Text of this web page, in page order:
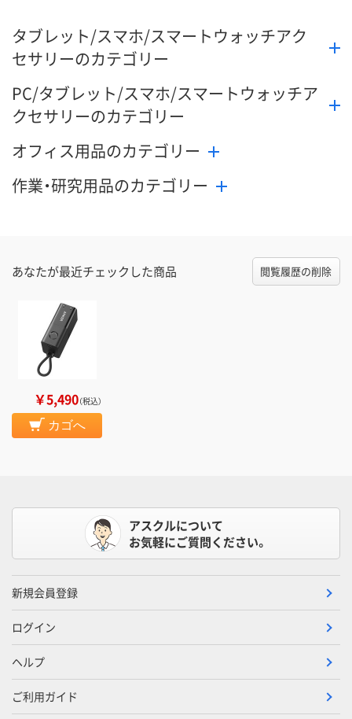
タブレット/スマホ/スマートウォッチアク
セサリーのカテゴリー
PC/タブレット/スマホ/スマートウォッチア
クセサリーのカテゴリー
オフィス用品のカテゴリー
作業・研究用品のカテゴリー
あなたが最近チェックした商品 閲覧履歴の削除
￥5,490（税込）
カゴへ
アスクルについて
お気軽にご質問ください。
新規会員登録
ログイン
ヘルプ
ご利用ガイド